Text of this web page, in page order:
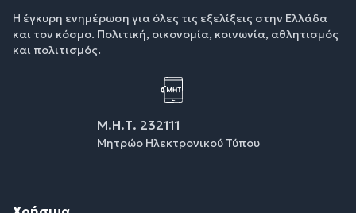
Η έγκυρη ενημέρωση για όλες τις εξελίξεις στην Ελλάδα
και τον κόσμο. Πολιτική, οικονομία, κοινωνία, αθλητισμός
και πολιτισμός.
Μ.Η.Τ. 232111
Μητρώο Ηλεκτρονικού Τύπου